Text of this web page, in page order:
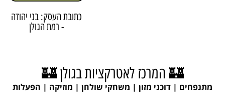
כתובת העסק: בני יהודה
- רמת הגולן
🏰 המרכז לאטרקציות בגולן 🏰
מתנפחים | דוכני מזון | משחקי שולחן | מוזיקה | הפעלות